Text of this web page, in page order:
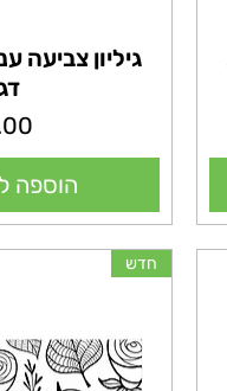
גיליון צביעה
הוספה
חדש